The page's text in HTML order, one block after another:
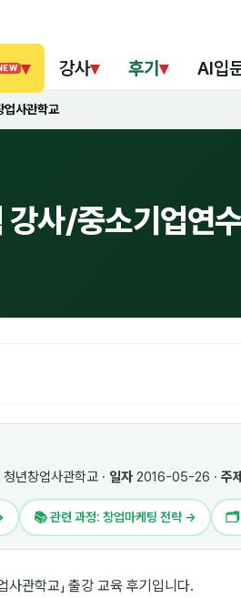
▾ 강사▾ 후기 ▾ AI입
업사관학교
사/중소기업연
년창업사관학교 · 일자 2016-05-26 · 주제
📚 관련 과정: 창업마케팅 전략 → 🗂
사관학교」 출강 교육 후기입니다.